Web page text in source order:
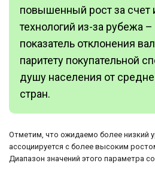
повышенный рост за счет
технологий из-за рубежа
показатель отклонения
паритету покупательной
душу населения от
стран.
Отметим, что ожидаемо более низкий
ассоциируется с более высоким
Диапазон значений этого параметра